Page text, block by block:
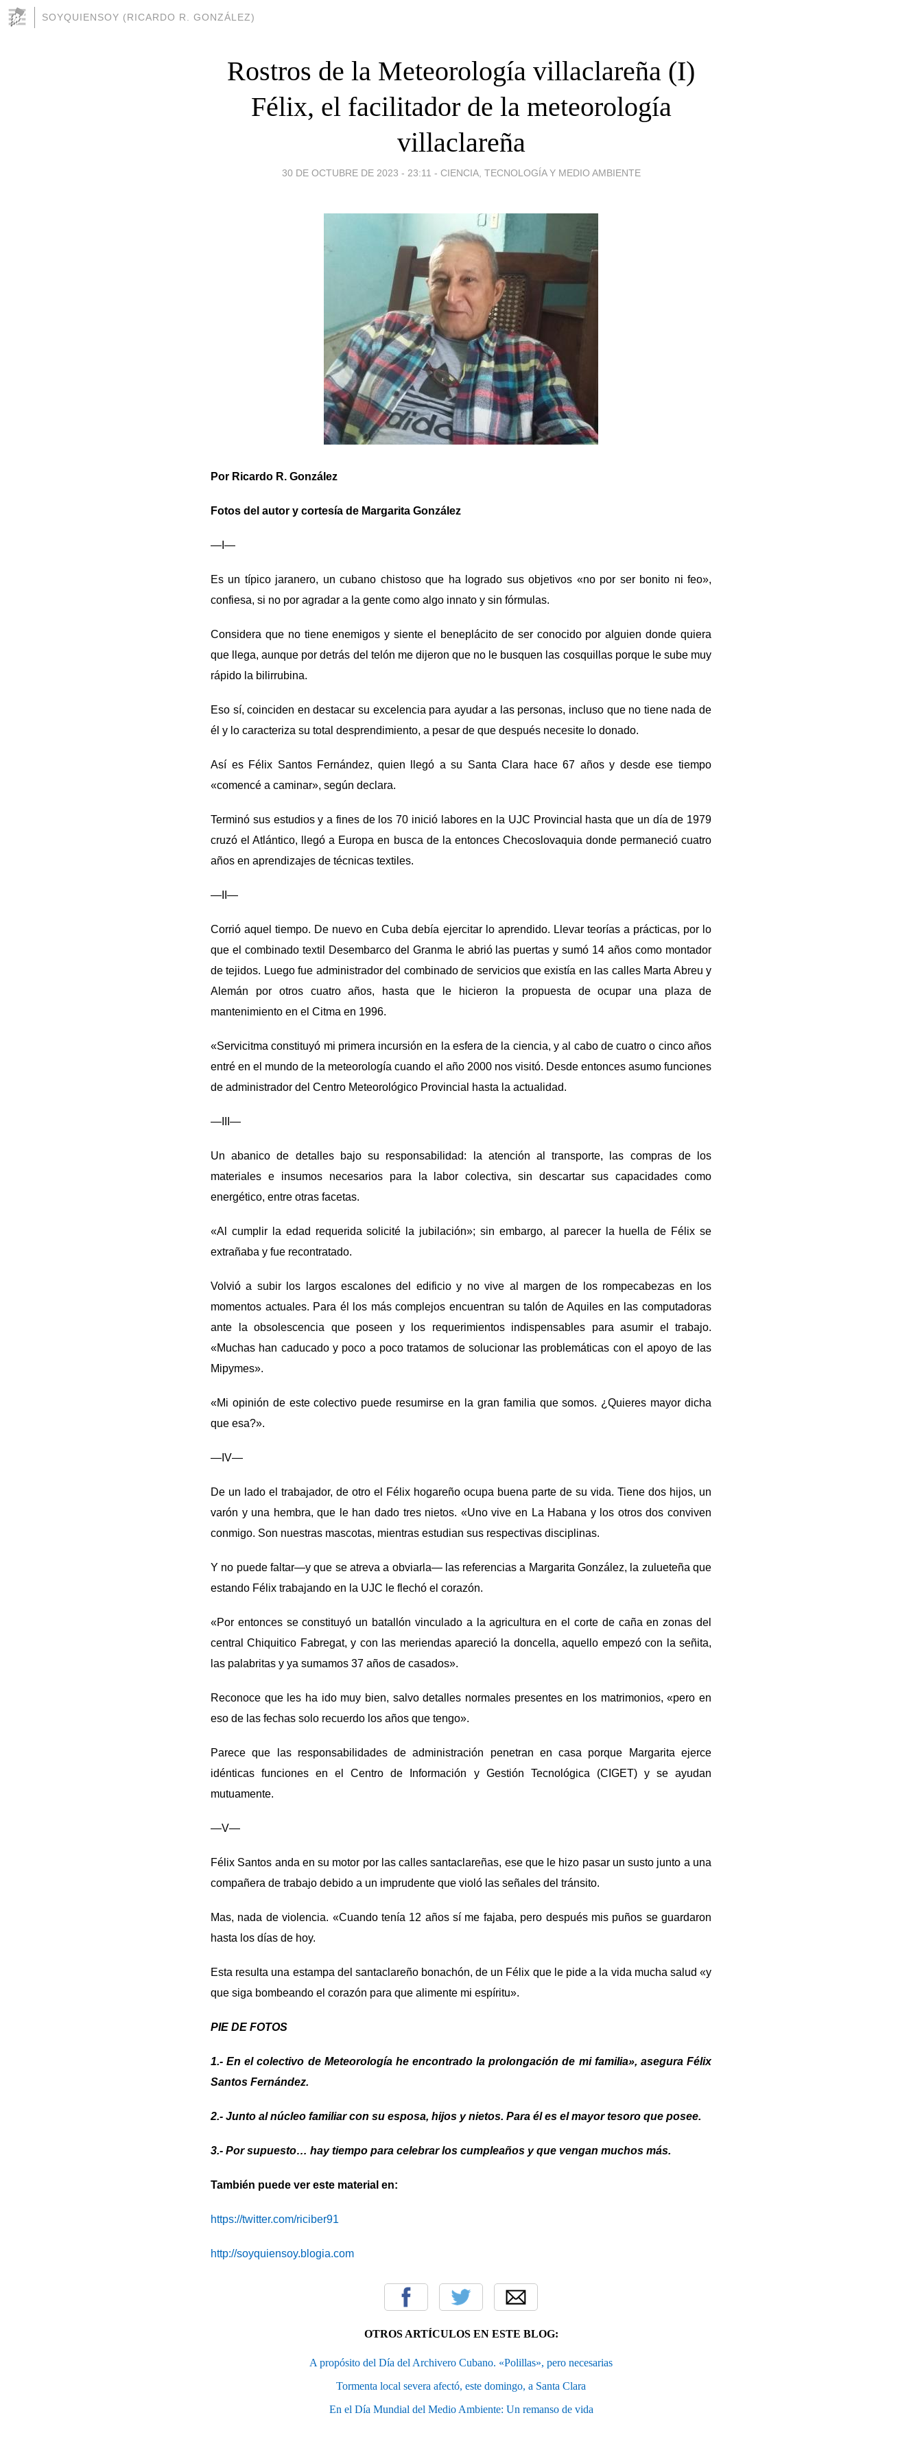
SOYQUIENSOY (RICARDO R. GONZÁLEZ)
Rostros de la Meteorología villaclareña (I)
Félix, el facilitador de la meteorología
villaclareña
30 DE OCTUBRE DE 2023 - 23:11 - CIENCIA, TECNOLOGÍA Y MEDIO AMBIENTE
Por Ricardo R. González
Fotos del autor y cortesía de Margarita González
—I—
Es un típico jaranero, un cubano chistoso que ha logrado sus objetivos «no por ser bonito ni feo»,
confiesa, si no por agradar a la gente como algo innato y sin fórmulas.
Considera que no tiene enemigos y siente el beneplácito de ser conocido por alguien donde quiera
que llega, aunque por detrás del telón me dijeron que no le busquen las cosquillas porque le sube muy
rápido la bilirrubina.
Eso sí, coinciden en destacar su excelencia para ayudar a las personas, incluso que no tiene nada de
él y lo caracteriza su total desprendimiento, a pesar de que después necesite lo donado.
Así es Félix Santos Fernández, quien llegó a su Santa Clara hace 67 años y desde ese tiempo
«comencé a caminar», según declara.
Terminó sus estudios y a fines de los 70 inició labores en la UJC Provincial hasta que un día de 1979
cruzó el Atlántico, llegó a Europa en busca de la entonces Checoslovaquia donde permaneció cuatro
años en aprendizajes de técnicas textiles.
—II—
Corrió aquel tiempo. De nuevo en Cuba debía ejercitar lo aprendido. Llevar teorías a prácticas, por lo
que el combinado textil Desembarco del Granma le abrió las puertas y sumó 14 años como montador
de tejidos. Luego fue administrador del combinado de servicios que existía en las calles Marta Abreu y
Alemán por otros cuatro años, hasta que le hicieron la propuesta de ocupar una plaza de
mantenimiento en el Citma en 1996.
«Servicitma constituyó mi primera incursión en la esfera de la ciencia, y al cabo de cuatro o cinco años
entré en el mundo de la meteorología cuando el año 2000 nos visitó. Desde entonces asumo funciones
de administrador del Centro Meteorológico Provincial hasta la actualidad.
—III—
Un abanico de detalles bajo su responsabilidad: la atención al transporte, las compras de los
materiales e insumos necesarios para la labor colectiva, sin descartar sus capacidades como
energético, entre otras facetas.
«Al cumplir la edad requerida solicité la jubilación»; sin embargo, al parecer la huella de Félix se
extrañaba y fue recontratado.
Volvió a subir los largos escalones del edificio y no vive al margen de los rompecabezas en los
momentos actuales. Para él los más complejos encuentran su talón de Aquiles en las computadoras
ante la obsolescencia que poseen y los requerimientos indispensables para asumir el trabajo.
«Muchas han caducado y poco a poco tratamos de solucionar las problemáticas con el apoyo de las
Mipymes».
«Mi opinión de este colectivo puede resumirse en la gran familia que somos. ¿Quieres mayor dicha
que esa?».
—IV—
De un lado el trabajador, de otro el Félix hogareño ocupa buena parte de su vida. Tiene dos hijos, un
varón y una hembra, que le han dado tres nietos. «Uno vive en La Habana y los otros dos conviven
conmigo. Son nuestras mascotas, mientras estudian sus respectivas disciplinas.
Y no puede faltar—y que se atreva a obviarla— las referencias a Margarita González, la zulueteña que
estando Félix trabajando en la UJC le flechó el corazón.
«Por entonces se constituyó un batallón vinculado a la agricultura en el corte de caña en zonas del
central Chiquitico Fabregat, y con las meriendas apareció la doncella, aquello empezó con la señita,
las palabritas y ya sumamos 37 años de casados».
Reconoce que les ha ido muy bien, salvo detalles normales presentes en los matrimonios, «pero en
eso de las fechas solo recuerdo los años que tengo».
Parece que las responsabilidades de administración penetran en casa porque Margarita ejerce
idénticas funciones en el Centro de Información y Gestión Tecnológica (CIGET) y se ayudan
mutuamente.
—V—
Félix Santos anda en su motor por las calles santaclareñas, ese que le hizo pasar un susto junto a una
compañera de trabajo debido a un imprudente que violó las señales del tránsito.
Mas, nada de violencia. «Cuando tenía 12 años sí me fajaba, pero después mis puños se guardaron
hasta los días de hoy.
Esta resulta una estampa del santaclareño bonachón, de un Félix que le pide a la vida mucha salud «y
que siga bombeando el corazón para que alimente mi espíritu».
PIE DE FOTOS
1.- En el colectivo de Meteorología he encontrado la prolongación de mi familia», asegura Félix
Santos Fernández.
2.- Junto al núcleo familiar con su esposa, hijos y nietos. Para él es el mayor tesoro que posee.
3.- Por supuesto… hay tiempo para celebrar los cumpleaños y que vengan muchos más.
También puede ver este material en:
https://twitter.com/riciber91
http://soyquiensoy.blogia.com
OTROS ARTÍCULOS EN ESTE BLOG:
A propósito del Día del Archivero Cubano. «Polillas», pero necesarias
Tormenta local severa afectó, este domingo, a Santa Clara
En el Día Mundial del Medio Ambiente: Un remanso de vida